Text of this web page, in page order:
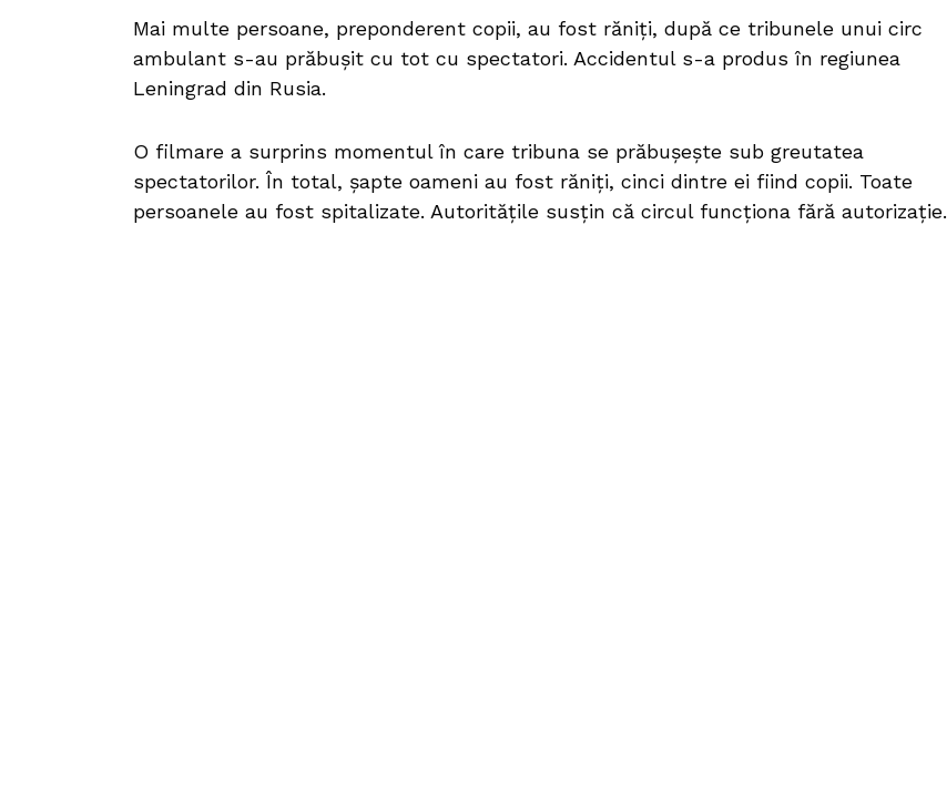
Mai multe persoane, preponderent copii, au fost răniți, după ce tribunele unui circ
ambulant s-au prăbușit cu tot cu spectatori. Accidentul s-a produs în regiunea
Leningrad din Rusia.
O filmare a surprins momentul în care tribuna se prăbușește sub greutatea
spectatorilor. În total, șapte oameni au fost răniți, cinci dintre ei fiind copii. Toate
persoanele au fost spitalizate. Autoritățile susțin că circul funcționa fără autorizație.